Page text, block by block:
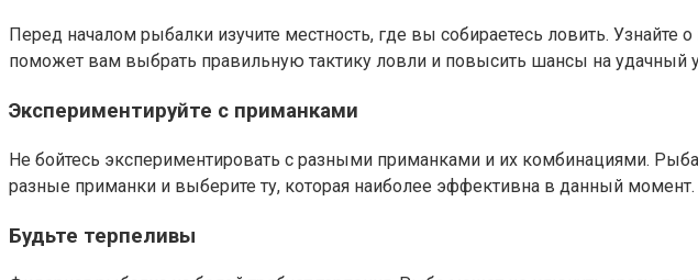
Перед началом рыбалки изучите местность, где вы собираетесь ловить.
поможет вам выбрать правильную тактику ловли и повысить шансы на удачный
Экспериментируйте с приманками
Не бойтесь экспериментировать с разными приманками и их комбинациями.
разные приманки и выберите ту, которая наиболее эффективна в данный момент.
Будьте терпеливы